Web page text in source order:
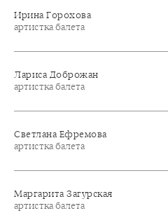
Ирина Горохова
артистка балета
Лариса Доброжан
артистка балета
Светлана Ефремова
артистка балета
Маргарита Загурская
артистка балета